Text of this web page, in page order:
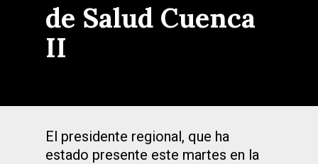
de Salud Cuenca
II
El presidente regional, que ha
estado presente este martes en la